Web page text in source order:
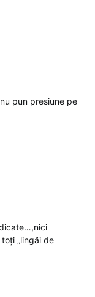
pun presiune pe
„lingăi de